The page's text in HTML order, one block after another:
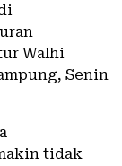
Walhi
Senin
tidak